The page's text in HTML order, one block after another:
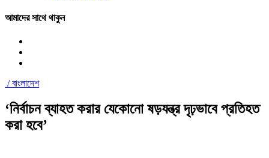
আমাদের সাথে থাকুন
/বাংলাদেশ
‘নির্বাচন ব্যাহত করার যেকোনো ষড়যন্ত্র দৃঢ়ভাবে প্রতিহত
করা হবে’